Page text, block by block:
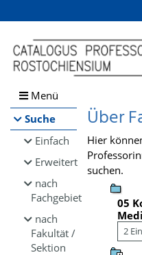
Browsen
direkt zum Inhalt
Menü
Suche
Einfach
Erweitert
nach
Fachgebiet
nach
Fakultät /
Sektion
Über
Hier
suchen.
05
2